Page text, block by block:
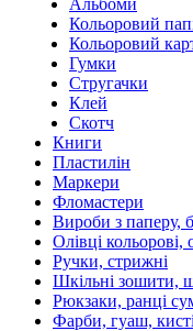
Альбоми
Кольоровий
Кольоровий
Гумки
Стругачки
Клей
Скотч
Книги
Пластилін
Маркери
Фломастери
Вироби з паперу,
Олівці кольорові,
Ручки, стрижні
Шкільні зошити,
Рюкзаки, ранці
Фарби, гуаш, кисті